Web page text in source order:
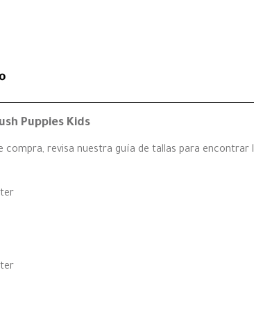
Puppies Kids
compra, revisa nuestra guía de tallas para encontrar